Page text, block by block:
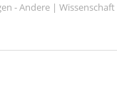
- Andere | Wissenschaft